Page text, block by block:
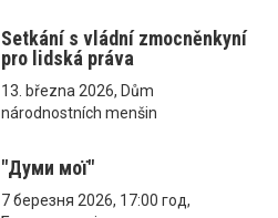
Setkání s vládní zmocněnkyní
pro lidská práva
13. března 2026, Dům
národnostních menšin
"Думи мої"
7 березня 2026, 17:00 год,